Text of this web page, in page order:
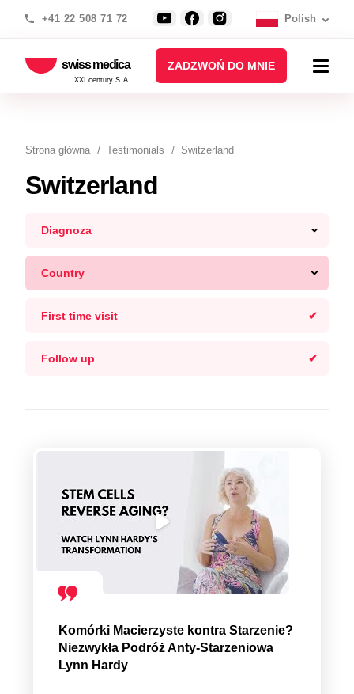
+41 22 508 71 72 Polish
swiss medica
XXI century S.A.
ZADZWOŃ DO MNIE
Strona główna Testimonials Switzerland
Switzerland
Diagnoza
Country
First time visit
Follow up
Komórki Macierzyste kontra Starzenie?
Niezwykła Podróż Anty-Starzeniowa
Lynn Hardy